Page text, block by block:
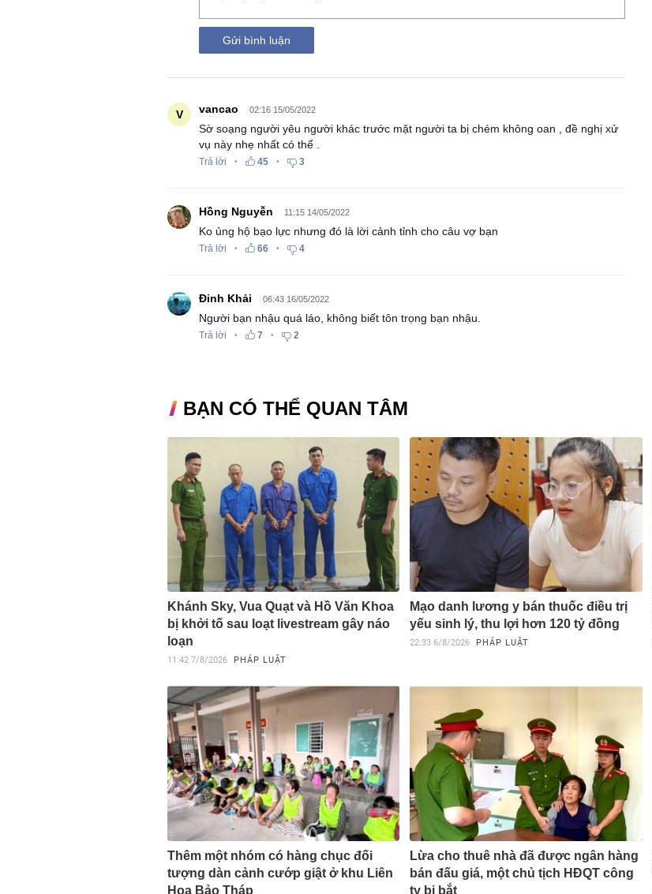
Gửi bình luận
V vancao 02:16 15/05/2022
Sờ soạng người yêu người khác trước mặt người ta bị chém không oan , đề nghị xử
vụ này nhẹ nhất có thể .
Trả lời • 45 • 3
Hồng Nguyễn 11:15 14/05/2022
Ko ủng hộ bạo lực nhưng đó là lời cảnh tỉnh cho câu vợ bạn
Trả lời • 66 • 4
Đinh Khải 06:43 16/05/2022
Người bạn nhậu quá láo, không biết tôn trọng bạn nhậu.
Trả lời • 7 • 2
BẠN CÓ THỂ QUAN TÂM
Khánh Sky, Vua Quạt và Hồ Văn Khoa
bị khởi tố sau loạt livestream gây náo
loạn
11:42 7/8/2026 PHÁP LUẬT
Mạo danh lương y bán thuốc điều trị
yếu sinh lý, thu lợi hơn 120 tỷ đồng
22:33 6/8/2026 PHÁP LUẬT
Thêm một nhóm có hàng chục đối
tượng dàn cảnh cướp giật ở khu Liên
Hoa Bảo Tháp
Lừa cho thuê nhà đã được ngân hàng
bán đấu giá, một chủ tịch HĐQT công
ty bị bắt